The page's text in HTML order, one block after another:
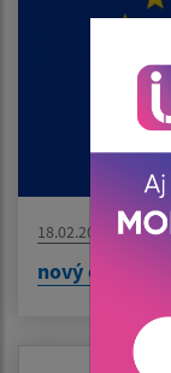
18.02.2026
nový článok